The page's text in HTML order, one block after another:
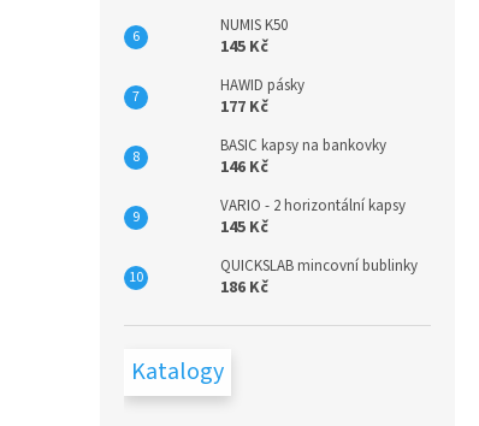
NUMIS K50
145 Kč
HAWID pásky
177 Kč
BASIC kapsy na bankovky
146 Kč
VARIO - 2 horizontální kapsy
145 Kč
QUICKSLAB mincovní bublinky
186 Kč
Katalogy